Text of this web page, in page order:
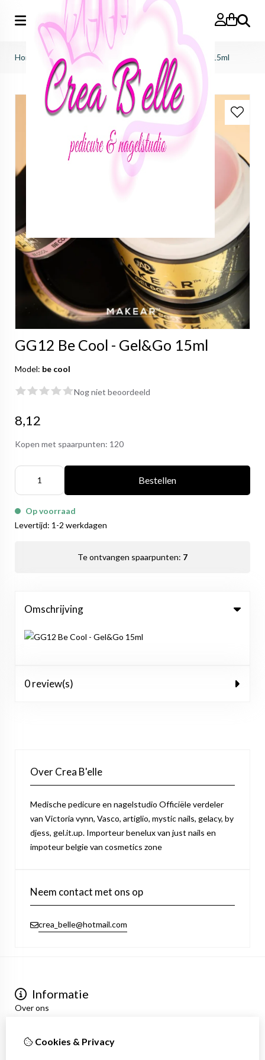
Zoeken
Home makear >gel & go GG12 Be Cool - Gel&Go 15ml
GG12 Be Cool - Gel&Go 15ml
Model: be cool
Nog niet beoordeeld
8,12
Kopen met spaarpunten: 120
Bestellen
Op voorraad
Levertijd: 1-2 werkdagen
Te ontvangen spaarpunten: 7
Omschrijving
0 review(s)
Over Crea B'elle
Medische pedicure en nagelstudio Officiële verdeler
van Victoria vynn, Vasco, artiglio, mystic nails, gelacy, by
djess, gel.it.up. Importeur benelux van just nails en
impoteur belgie van cosmetics zone
Neem contact met ons op
crea_belle@hotmail.com
Informatie
Over ons
Algemene voorwaarden
Mijn account
Cookies & Privacy